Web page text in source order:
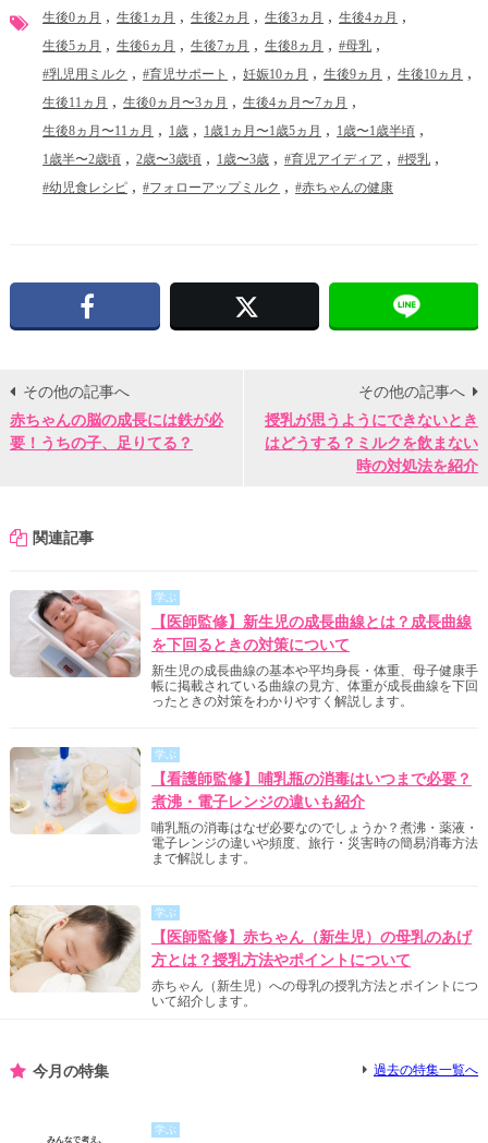
生後0ヵ月 生後1ヵ月 生後2ヵ月 生後3ヵ月 生後4ヵ月
生後5ヵ月 生後6ヵ月 生後7ヵ月 生後8ヵ月 #母乳
#乳児用ミルク #育児サポート 妊娠10ヵ月 生後9ヵ月 生後10ヵ月
生後11ヵ月 生後0ヵ月〜3ヵ月 生後4ヵ月〜7ヵ月
生後8ヵ月〜11ヵ月 1歳 1歳1ヵ月〜1歳5ヵ月 1歳〜1歳半頃
1歳半〜2歳頃 2歳〜3歳頃 1歳〜3歳 #育児アイディア #授乳
#幼児食レシピ #フォローアップミルク #赤ちゃんの健康
その他の記事へ
赤ちゃんの脳の成長には鉄が必
要！うちの子、足りてる？
その他の記事へ
授乳が思うようにできないとき
はどうする？ミルクを飲まない
時の対処法を紹介
関連記事
学ぶ
【医師監修】新生児の成長曲線とは？成長曲線
を下回るときの対策について
新生児の成長曲線の基本や平均身長・体重、母子健康手
帳に掲載されている曲線の見方、体重が成長曲線を下回
ったときの対策をわかりやすく解説します。
学ぶ
【看護師監修】哺乳瓶の消毒はいつまで必要？
煮沸・電子レンジの違いも紹介
哺乳瓶の消毒はなぜ必要なのでしょうか？煮沸・薬液・
電子レンジの違いや頻度、旅行・災害時の簡易消毒方法
まで解説します。
学ぶ
【医師監修】赤ちゃん（新生児）の母乳のあげ
方とは？授乳方法やポイントについて
赤ちゃん（新生児）への母乳の授乳方法とポイントにつ
いて紹介します。
今月の特集 過去の特集一覧へ
学ぶ